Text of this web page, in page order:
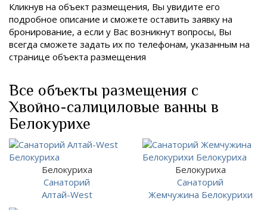
Кликнув на объект размещения, Вы увидите его
подробное описание и сможете оставить заявку на
бронирование, а если у Вас возникнут вопросы, Вы
всегда сможете задать их по телефонам, указанным на
странице объекта размещения
Все объекты размещения с
Хвойно-салициловые ванны в
Белокурихе
Белокуриха
Санаторий
Алтай-West
Белокуриха
Санаторий
Жемчужина Белокурихи